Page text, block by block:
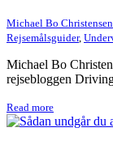
Michael Bo Christensen
Rejsemålsguider,
Michael Bo
rejsebloggen
Read more